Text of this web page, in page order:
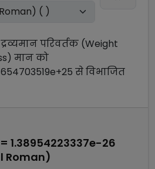
परिवर्तक (Weight
मान को
सेविभाजित
= 1.38954223337e-26
Roman)